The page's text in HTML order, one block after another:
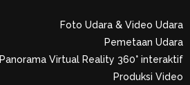
Foto Udara & Video Udara
Pemetaan Udara
Panorama Virtual Reality 360° interaktif
Produksi Video